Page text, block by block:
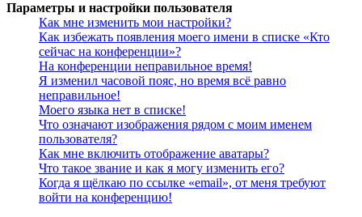
Параметры и настройки пользователя
Как мне изменить мои настройки?
Как избежать появления моего имени в списке «Кто
сейчас на конференции»?
На конференции неправильное время!
Я изменил часовой пояс, но время всё равно
неправильное!
Моего языка нет в списке!
Что означают изображения рядом с моим именем
пользователя?
Как мне включить отображение аватары?
Что такое звание и как я могу изменить его?
Когда я щёлкаю по ссылке «email», от меня требуют
войти на конференцию!